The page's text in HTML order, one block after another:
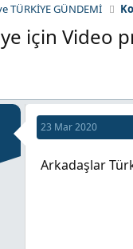
TÜRKİYE GÜNDEMİ
için Video
23 Mar 2020
Arkadaşlar